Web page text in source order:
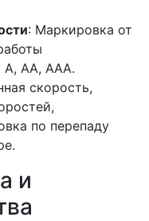
: Маркировка от
AA, AAA.
скорость,
по перепаду
и